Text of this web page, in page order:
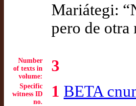
Mariátegi:
pero de otra
Number
of texts in
volume:
3
Specific
witness ID
no.
1 BETA